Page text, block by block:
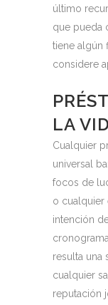
último
que pueda
tiene algún
considere
LA
Cualquier
universal
focos de
o cualquier
intención
resulta una
cualquier
reputación